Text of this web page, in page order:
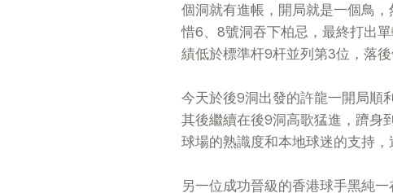
個洞就有進帳，開局就是一個鳥
惜6、8號洞吞下柏忌，最終打出
績低於標準杆9杆並列第3位，落後
今天於後9洞出發的許龍一開局順
其後繼續在後9洞高歌猛進，躋身
球場的熟識度和本地球迷的支持
另一位成功晉級的香港球手黑純